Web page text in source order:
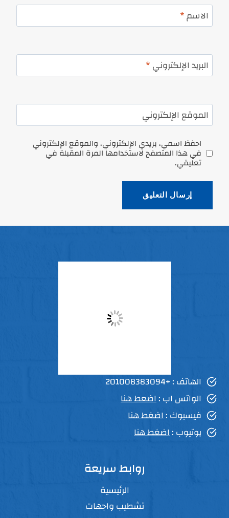
الاسم*
البريد الإلكتروني*
الموقع الإلكتروني
احفظ اسمي، بريدي الإلكتروني، والموقع الإلكتروني
في هذا المتصفح لاستخدامها المرة المقبلة في
تعليقي.
الهاتف : +201008383094
الواتس اب :اضعط هنا
فيسبوك :اضغط هنا
يوتيوب :اضغط هنا
روابط سريعة
الرئيسية
تشطيب واجهات